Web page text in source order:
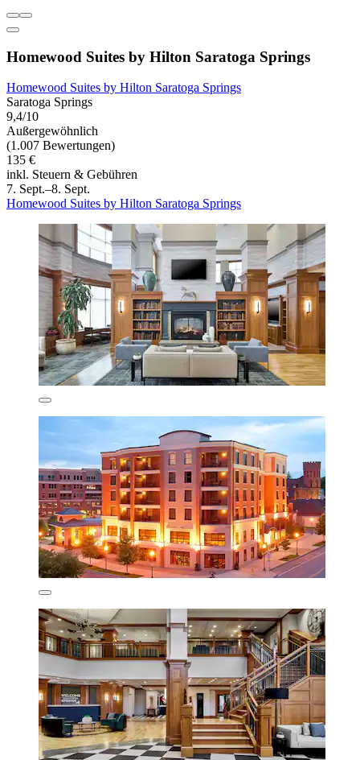
Homewood Suites by Hilton Saratoga Springs
Homewood Suites by Hilton Saratoga Springs
Saratoga Springs
9,4/10
Außergewöhnlich
(1.007 Bewertungen)
135 €
inkl. Steuern & Gebühren
7. Sept.–8. Sept.
Homewood Suites by Hilton Saratoga Springs